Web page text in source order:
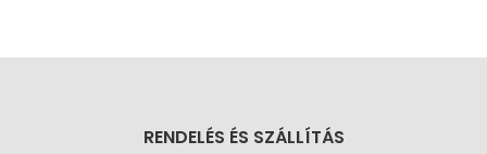
RENDELÉS ÉS SZÁLLÍTÁS